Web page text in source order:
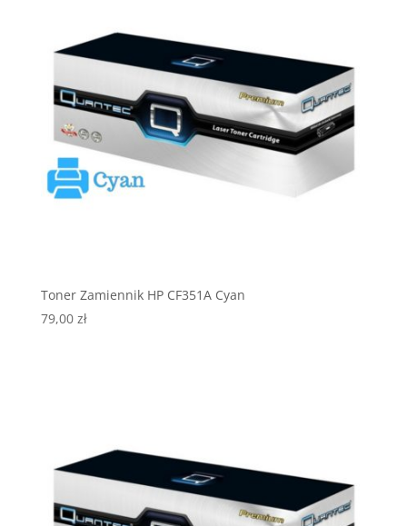
Toner Zamiennik HP CF351A Cyan
79,00 zł